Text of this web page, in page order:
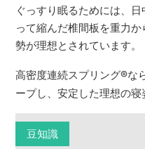
ぐっすり眠るためには、
って縮んだ椎間板を重力
勢が理想とされています。
高密度連続スプリング®な
ープし、安定した理想の寝
豆知識